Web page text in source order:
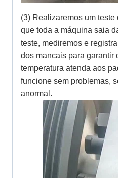
(3) Realizaremos um
que toda a máquina saia
teste, mediremos e
dos mancais para garantir
temperatura atenda aos
funcione sem problemas,
anormal.